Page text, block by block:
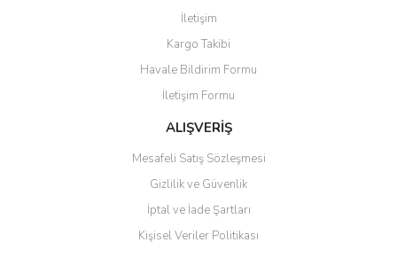
Yorum Yaz
Ürün resmi kalitesiz, bozuk veya görüntülenemiyor.
Ürün açıklamasında eksik bilgiler bulunuyor.
Ürün bilgilerinde hatalar bulunuyor.
Ürün fiyatı diğer sitelerden daha pahalı.
Bu ürüne benzer farklı alternatifler olmalı.
Gönder
İletişim
Kargo Takibi
Havale Bildirim Formu
İletişim Formu
ALIŞVERİŞ
Mesafeli Satış Sözleşmesi
Gizlilik ve Güvenlik
İptal ve İade Şartları
Kişisel Veriler Politikası